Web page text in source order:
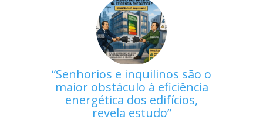
Senhorios e inquilinos são o
maior obstáculo à eficiência
energética dos edifícios,
revela estudo